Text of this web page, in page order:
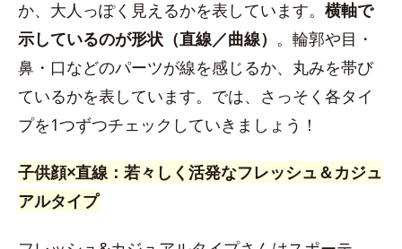
か、大人っぽく見えるかを表しています。 横軸で
示しているのが形状（直線／曲線） 。輪郭や目・
鼻・口などのパーツが線を感じるか、丸みを帯び
ているかを表しています。では、さっそく各タイ
プを1つずつチェックしていきましょう！
子供顔×直線：若々しく活発なフレッシュ＆カジュ
アルタイプ